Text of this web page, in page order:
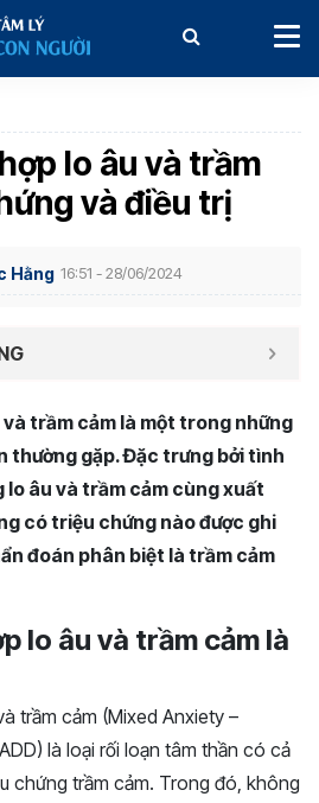
lo âu và trầm
và điều trị
Hằng 16:51 - 28/06/2024
và trầm cảm là một trong những
thường gặp. Đặc trưng bởi tình
âu và trầm cảm cùng xuất
có triệu chứng nào được ghi
đoán phân biệt là trầm cảm
lo âu và trầm cảm là
trầm cảm (Mixed Anxiety –
là loại rối loạn tâm thần có cả
chứng trầm cảm. Trong đó, không